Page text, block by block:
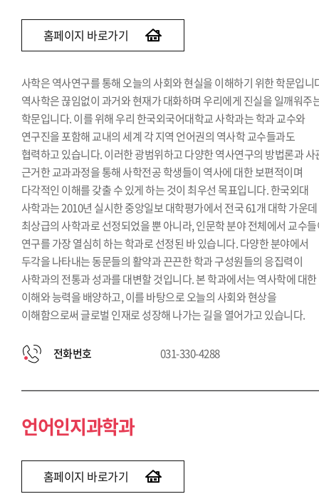
홈페이지 바로가기
사학은 역사연구를 통해 오늘의 사회와 현실을 이해하기 위한 학문입니
역사학은 끊임없이 과거와 현재가 대화하며 우리에게 진실을 일깨워주
학문입니다. 이를 위해 우리 한국외국어대학교 사학과는 학과 교수와
연구진을 포함해 교내의 세계 각 지역 언어권의 역사학 교수들과도
협력하고 있습니다. 이러한 광범위하고 다양한 역사연구의 방법론과 사
근거한 교과과정을 통해 사학전공 학생들이 역사에 대한 보편적이며
다각적인 이해를 갖출 수 있게 하는 것이 최우선 목표입니다. 한국외대
사학과는 2010년 실시한 중앙일보 대학평가에서 전국 61개 대학 가운데
최상급의 사학과로 선정되었을 뿐 아니라, 인문학 분야 전체에서 교수
연구를 가장 열심히 하는 학과로 선정된 바 있습니다. 다양한 분야에서
두각을 나타내는 동문들의 활약과 끈끈한 학과 구성원들의 응집력이
사학과의 전통과 성과를 대변할 것입니다. 본 학과에서는 역사학에 대한
이해와 능력을 배양하고, 이를 바탕으로 오늘의 사회와 현상을
이해함으로써 글로벌 인재로 성장해 나가는 길을 열어가고 있습니다.
전화번호 031-330-4288
언어인지과학과
홈페이지 바로가기